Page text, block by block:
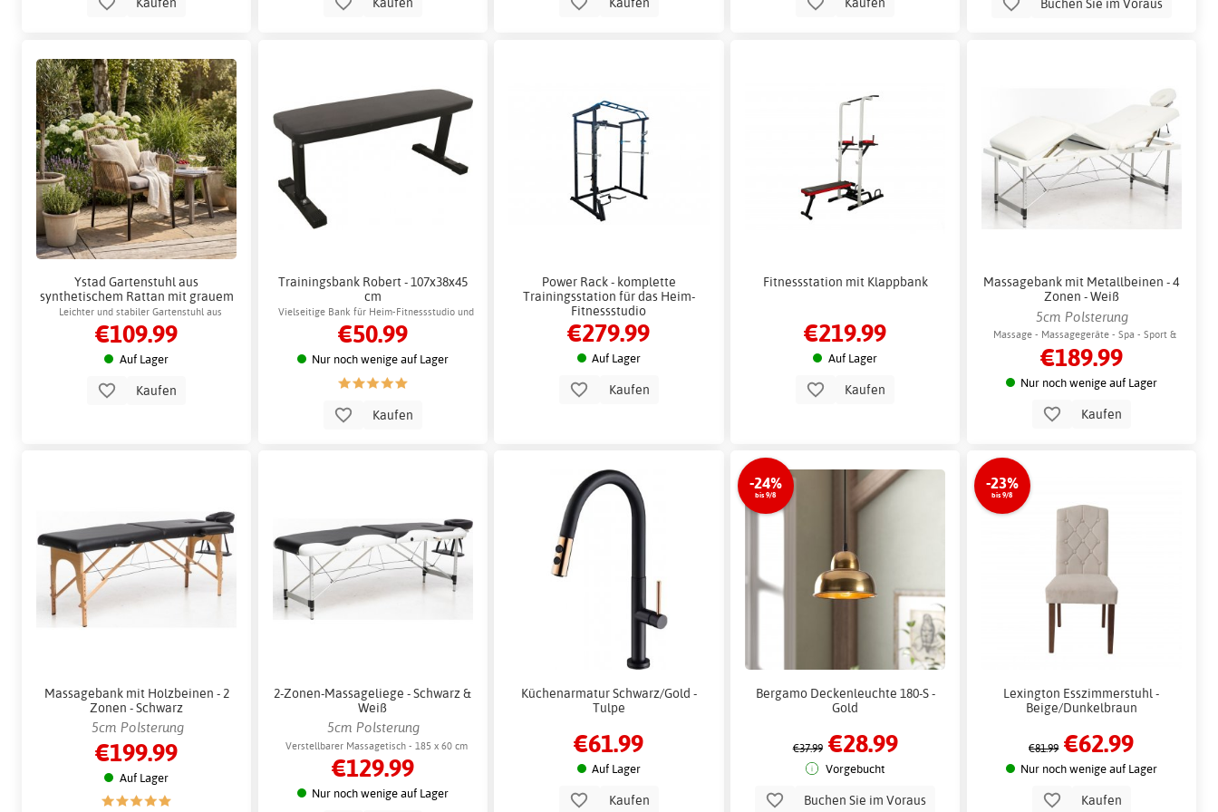
Ystad Gartenstuhl aus
synthetischem Rattan mit grauem
Kissen, Gartenstuhl Gardeney
Leichter und stabiler Gartenstuhl aus
Aluminium
€109.99
Auf Lager
Kaufen
Trainingsbank Robert - 107x38x45
cm
Vielseitige Bank für Heim-Fitnessstudio und
Krafttraining
€50.99
Nur noch wenige auf Lager
Kaufen
Power Rack - komplette
Trainingsstation für das Heim-
Fitnessstudio
€279.99
Auf Lager
Kaufen
Fitnessstation mit Klappbank
€219.99
Auf Lager
Kaufen
Massagebank mit Metallbeinen - 4
Zonen - Weiß
5cm Polsterung
Massage - Massagegeräte - Spa - Sport &
Freizeit
€189.99
Nur noch wenige auf Lager
Kaufen
Massagebank mit Holzbeinen - 2
Zonen - Schwarz
5cm Polsterung
€199.99
Auf Lager
2-Zonen-Massageliege - Schwarz &
Weiß
5cm Polsterung
Verstellbarer Massagetisch - 185 x 60 cm
€129.99
Nur noch wenige auf Lager
Küchenarmatur Schwarz/Gold -
Tulpe
€61.99
Auf Lager
Kaufen
-24%
bis 9/8
Bergamo Deckenleuchte 180-S -
Gold
€37.99 €28.99
Vorgebucht
Buchen Sie im Voraus
-23%
bis 9/8
Lexington Esszimmerstuhl -
Beige/Dunkelbraun
€81.99 €62.99
Nur noch wenige auf Lager
Kaufen